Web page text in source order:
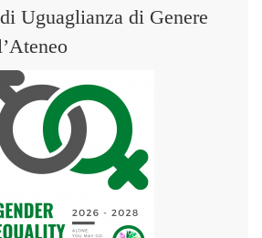
Uguaglianza di Genere